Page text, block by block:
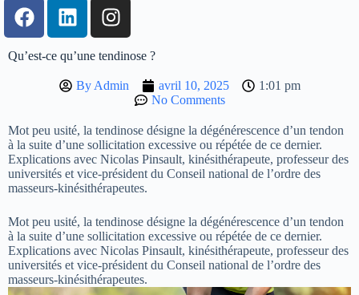
Qu’est-ce qu’une tendinose ?
ByAdmin avril 10, 2025
1:01 pm
No Comments
Mot peu usité, la tendinose désigne la dégénérescence d’un tendon
à la suite d’une sollicitation excessive ou répétée de ce dernier.
Explications avec Nicolas Pinsault, kinésithérapeute, professeur des
universités et vice-président du Conseil national de l’ordre des
masseurs-kinésithérapeutes.
Mot peu usité, la tendinose désigne la dégénérescence d’un tendon
à la suite d’une sollicitation excessive ou répétée de ce dernier.
Explications avec Nicolas Pinsault, kinésithérapeute, professeur des
universités et vice-président du Conseil national de l’ordre des
masseurs-kinésithérapeutes.